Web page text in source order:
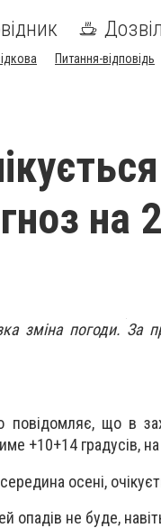
Питання-відповідь
на
зміна погоди.
повідомляє, що в
+10+14 градусів,
осені,
опадів не буде,